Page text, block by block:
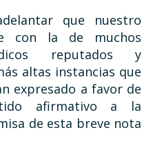
que nuestro
con la de muchos
reputados y
altas instancias que
expresado a favor de
afirmativo a la
de esta breve nota